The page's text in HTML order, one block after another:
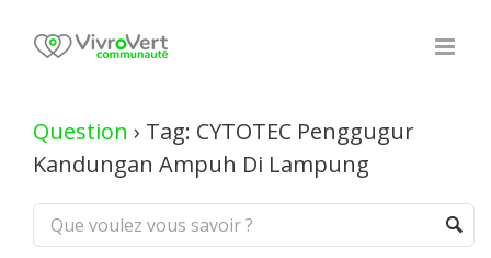
Question › Tag: CYTOTEC Penggugur
Kandungan Ampuh Di Lampung